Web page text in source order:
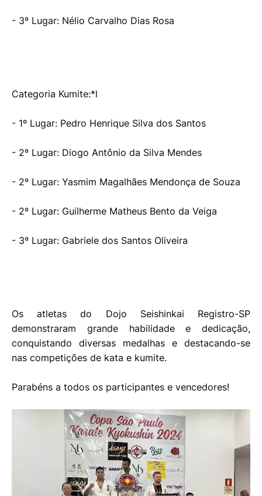
- 3º Lugar: Nélio Carvalho Dias Rosa
Categoria Kumite:*l
- 1º Lugar: Pedro Henrique Silva dos Santos
- 2º Lugar: Diogo Antônio da Silva Mendes
- 2º Lugar: Yasmim Magalhães Mendonça de Souza
- 2º Lugar: Guilherme Matheus Bento da Veiga
- 3º Lugar: Gabriele dos Santos Oliveira
Os atletas do Dojo Seishinkai Registro-SP
demonstraram grande habilidade e dedicação,
conquistando diversas medalhas e destacando-se
nas competições de kata e kumite.
Parabéns a todos os participantes e vencedores!